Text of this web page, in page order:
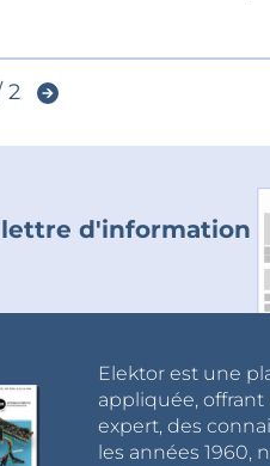
2
d'information
Elektor est une
appliquée,
expert, des
les années 1960,